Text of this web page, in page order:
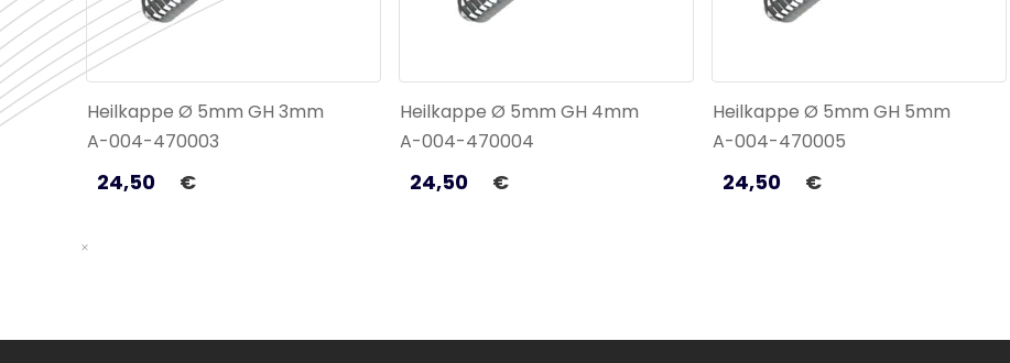
Heilkappe Ø 5mm GH 3mm
A-004-470003
24,50 €
Heilkappe Ø 5mm GH 4mm
A-004-470004
24,50 €
Heilkappe Ø 5mm GH 5mm
A-004-470005
24,50 €